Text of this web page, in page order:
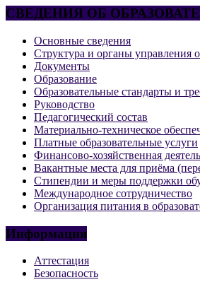
СВЕДЕНИЯ ОБ
Основные сведения
Структура и органы управления
Документы
Образование
Образовательные стандарты и
Руководство
Педагогический состав
Материально-техническое
Платные образовательные услуги
Финансово-хозяйственная
Вакантные места для приёма
Стипендии и меры поддержки
Международное сотрудничество
Организация питания в
Информация
Аттестация
Безопасность